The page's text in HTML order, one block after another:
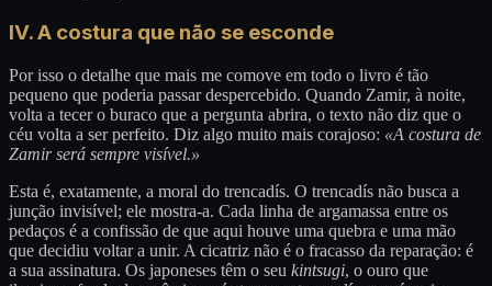
IV. A costura que não se esconde
Por isso o detalhe que mais me comove em todo o livro é tão
pequeno que poderia passar despercebido. Quando Zamir, à noite,
volta a tecer o buraco que a pergunta abrira, o texto não diz que o
céu volta a ser perfeito. Diz algo muito mais corajoso: «A costura de
Zamir será sempre visível.»
Esta é, exatamente, a moral do trencadís. O trencadís não busca a
junção invisível; ele mostra-a. Cada linha de argamassa entre os
pedaços é a confissão de que aqui houve uma quebra e uma mão
que decidiu voltar a unir. A cicatriz não é o fracasso da reparação: é
a sua assinatura. Os japoneses têm o seu kintsugi, o ouro que